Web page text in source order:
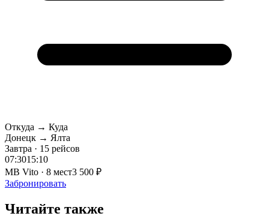
Откуда → Куда
Донецк → Ялта
Завтра · 15 рейсов
07:3015:10
MB Vito · 8 мест3 500 ₽
Забронировать
Читайте также